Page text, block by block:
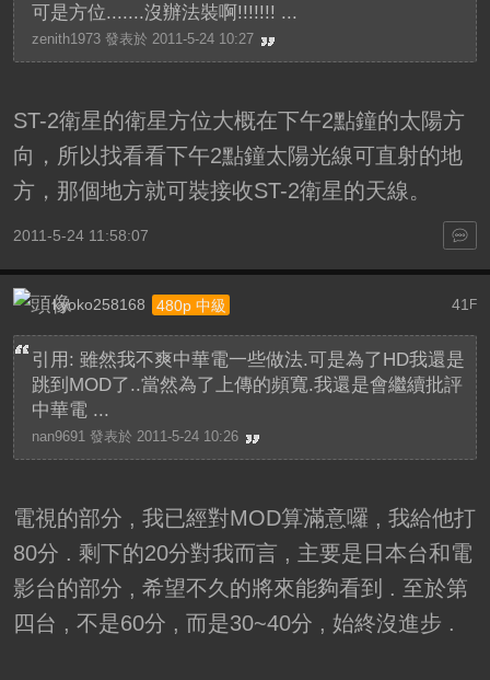
可是方位.......沒辦法裝啊!!!!!!! ...
zenith1973 發表於 2011-5-24 10:27
ST-2衛星的衛星方位大概在下午2點鐘的太陽方
向，所以找看看下午2點鐘太陽光線可直射的地
方，那個地方就可裝接收ST-2衛星的天線。
2011-5-24 11:58:07
41 F
kyoko258168 480p 中級
引用: 雖然我不爽中華電一些做法.可是為了HD我還是
跳到MOD了..當然為了上傳的頻寬.我還是會繼續批評
中華電 ...
nan9691 發表於 2011-5-24 10:26
電視的部分 , 我已經對MOD算滿意囉 , 我給他打
80分 . 剩下的20分對我而言 , 主要是日本台和電
影台的部分 , 希望不久的將來能夠看到 . 至於第
四台 , 不是60分 , 而是30~40分 , 始終沒進步 .